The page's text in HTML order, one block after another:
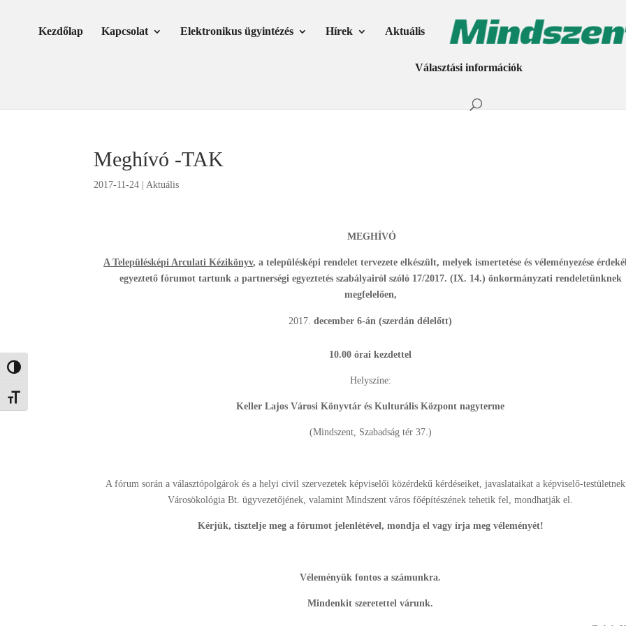
Nagy kontraszt váltása
Betűméret váltása
Kezdőlap Kapcsolat Elektronikus ügyintézés Hírek Aktuális
Választási információk
Meghívó -TAK
2017-11-24 |Aktuális
MEGHÍVÓ
A Településképi Arculati Kézikönyv, a településképi rendelet tervezete elkészült, melyek ismertetése és véleményezése
egyeztető fórumot tartunk a partnerségi egyeztetés szabályairól szóló 17/2017. (IX. 14.) önkormányzati rendeletünknek
megfelelően,
december 6-án (szerdán délelőtt)
10.00 órai kezdettel
Helyszíne:
Keller Lajos Városi Könyvtár és Kulturális Központ nagyterme
(Mindszent, Szabadság tér 37.)
A fórum során a választópolgárok és a helyi civil szervezetek képviselői közérdekű kérdéseiket, javaslataikat a képviselő-
Városökológia Bt. ügyvezetőjének, valamint Mindszent város főépítészének tehetik fel, mondhatják el.
Kérjük, tisztelje meg a fórumot jelenlétével, mondja el vagy írja meg véleményét!
Véleményük fontos a számunkra.
Mindenkit szeretettel várunk.